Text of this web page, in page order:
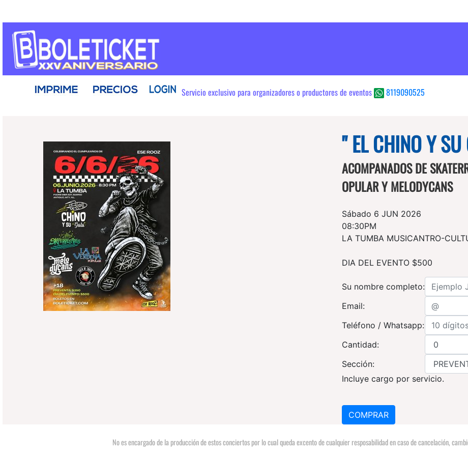
Servicio exclusivo para organizadores o productores de eventos 8119090525
" EL CHINO Y SU
ACOMPANADOS DE
OPULAR Y MELODYCANS
Sábado 6 JUN 2026
08:30PM
LA TUMBA MUSICANTRO-
DIA DEL EVENTO $500
Su nombre completo:
Email:
Teléfono / Whatsapp:
Cantidad:
Sección:
Incluye cargo por servicio.
No es encargado de la producción de estos conciertos por lo cual queda excento de cualquier resposabilidad en caso de cancelación,